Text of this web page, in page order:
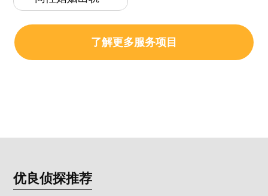
了解更多服务项目
优良侦探推荐